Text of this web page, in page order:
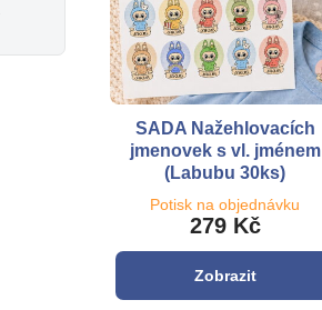
SADA Nažehlovacích
jmenovek s vl. jménem
(Labubu 30ks)
Potisk na objednávku
279 Kč
Zobrazit